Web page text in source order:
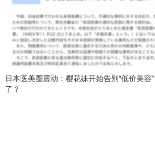
日本医美圈震动：樱花妹开始告别“低价美容
了？